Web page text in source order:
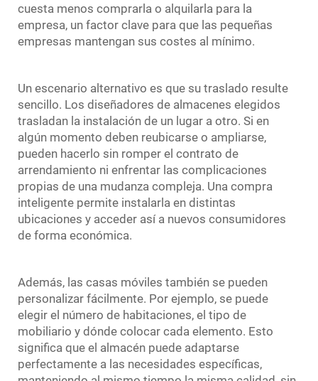
cuesta menos comprarla o alquilarla para la
empresa, un factor clave para que las pequeñas
empresas mantengan sus costes al mínimo.
Un escenario alternativo es que su traslado resulte
sencillo. Los diseñadores de almacenes elegidos
trasladan la instalación de un lugar a otro. Si en
algún momento deben reubicarse o ampliarse,
pueden hacerlo sin romper el contrato de
arrendamiento ni enfrentar las complicaciones
propias de una mudanza compleja. Una compra
inteligente permite instalarla en distintas
ubicaciones y acceder así a nuevos consumidores
de forma económica.
Además, las casas móviles también se pueden
personalizar fácilmente. Por ejemplo, se puede
elegir el número de habitaciones, el tipo de
mobiliario y dónde colocar cada elemento. Esto
significa que el almacén puede adaptarse
perfectamente a las necesidades específicas,